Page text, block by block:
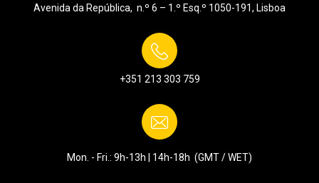
Avenida da República, n.º 6 – 1.º Esq.º 1050-191, Lisboa
+351 213 303 759
Mon. - Fri.: 9h-13h | 14h-18h (GMT / WET)